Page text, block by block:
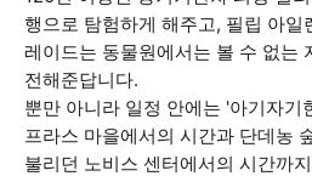
행으로 탐험하게 해주고, 필립 아일
레이드는 동물원에서는 볼 수 없는
전해준답니다.
뿐만 아니라 일정 안에는 '아기자기
프라스 마을에서의 시간과 단데농
불리던 노비스 센터에서의 시간까